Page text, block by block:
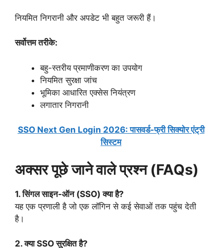
नियमित निगरानी और अपडेट भी बहुत जरूरी हैं।
सर्वोत्तम तरीके:
बहु-स्तरीय प्रमाणीकरण का उपयोग
नियमित सुरक्षा जांच
भूमिका आधारित एक्सेस नियंत्रण
लगातार निगरानी
SSO Next Gen Login 2026: पासवर्ड-फ्री सिक्योर एंट्री
सिस्टम
अक्सर पूछे जाने वाले प्रश्न (FAQs)
1. सिंगल साइन-ऑन (SSO) क्या है?
यह एक प्रणाली है जो एक लॉगिन से कई सेवाओं तक पहुंच देती
है।
2. क्या SSO सुरक्षित है?